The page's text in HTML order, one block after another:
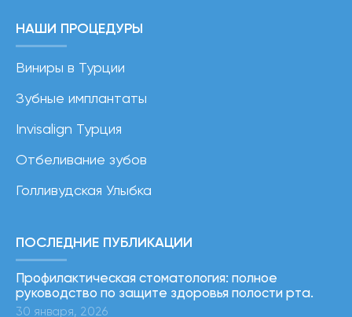
НАШИ ПРОЦЕДУРЫ
Виниры в Турции
Зубные имплантаты
Invisalign Турция
Отбеливание зубов
Голливудская Улыбка
ПОСЛЕДНИЕ ПУБЛИКАЦИИ
Профилактическая стоматология: полное
руководство по защите здоровья полости рта.
30 января, 2026